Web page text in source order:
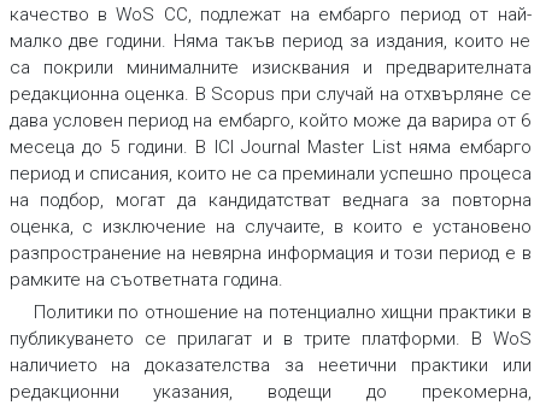
качество вWoS CC, подлежат на ембарго период от най-
малко две години. Няма такъв период за издания, които не
са покрили минималните изисквания и предварителната
редакционна оценка. В Scopus при случай на отхвърляне се
дава условен период на ембарго, който може да варира от 6
месеца до 5 години. В ICI Journal Master Listняма ембарго
период и списания, които не са преминали успешно процеса
на подбор, могат да кандидатстват веднага за повторна
оценка, с изключение на случаите, в които е установено
разпространение на невярна информация и този период е в
рамките на съответната година.
Политики по отношение на потенциално хищни практики в
публикуването се прилагат и в трите платформи. В WoS
наличието на доказателства за неетични практики или
редакционни указания, водещи до прекомерна,